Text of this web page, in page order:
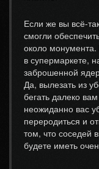
Если же вы всё-
смогли
около
в супермаркете,
заброшенной
Да, вылезать из
бегать далеко
неожиданно вас
переродиться и
том, что соседей
будете иметь